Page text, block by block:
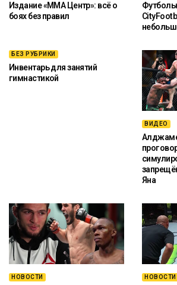
Издание «ММА Центр»: всё о
боях без правил
БЕЗ РУБРИКИ
Инвентарь для занятий
гимнастикой
ВИДЕО
Яна
НОВОСТИ НОВОСТИ